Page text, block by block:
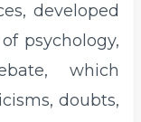
developed
psychology,
which
doubts,